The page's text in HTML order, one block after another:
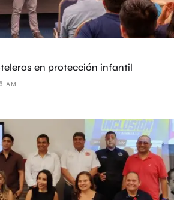
en protección infantil
AM